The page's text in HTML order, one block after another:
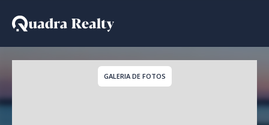
Apartamento a venda
GALERIA DE FOTOS